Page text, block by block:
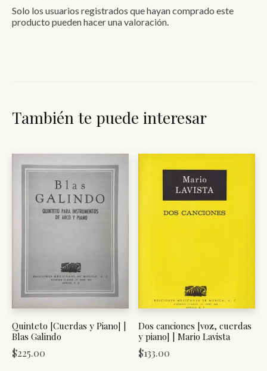
Solo los usuarios registrados que hayan comprado este
producto pueden hacer una valoración.
También te puede interesar
Quinteto [Cuerdas y Piano] |
Blas Galindo
$225.00
Dos canciones [voz, cuerdas
y piano] | Mario Lavista
$133.00